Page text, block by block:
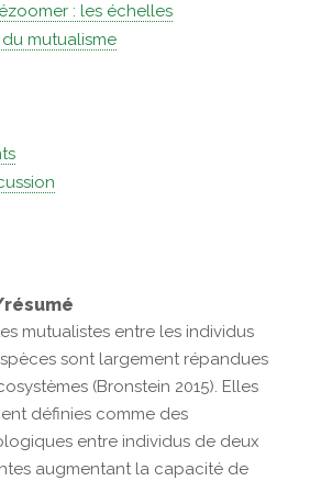
: les échelles
mutualisme
mutualistes entre les individus
sont largement répandues
(Bronstein 2015). Elles
définies comme des
entre individus de deux
augmentant la capacité de